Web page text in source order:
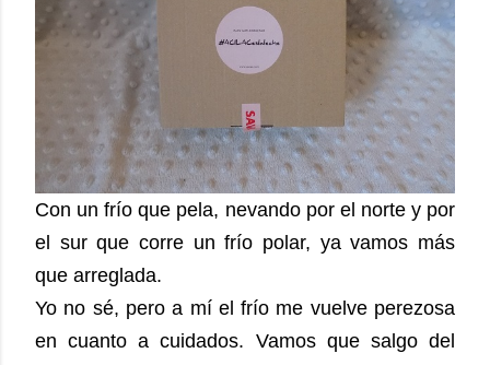
Con un frío que pela, nevando por el norte y por
el sur que corre un frío polar, ya vamos más
que arreglada.
Yo no sé, pero a mí el frío me vuelve perezosa
en cuanto a cuidados. Vamos que salgo del